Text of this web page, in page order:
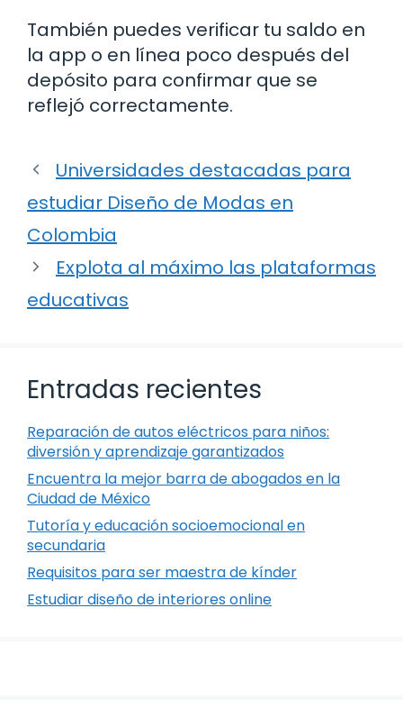
También puedes verificar tu saldo en
la app o en línea poco después del
depósito para confirmar que se
reflejó correctamente.
Universidades destacadas para
estudiar Diseño de Modas en
Colombia
Explota al máximo las plataformas
educativas
Entradas recientes
Reparación de autos eléctricos para niños:
diversión y aprendizaje garantizados
Encuentra la mejor barra de abogados en la
Ciudad de México
Tutoría y educación socioemocional en
secundaria
Requisitos para ser maestra de kínder
Estudiar diseño de interiores online